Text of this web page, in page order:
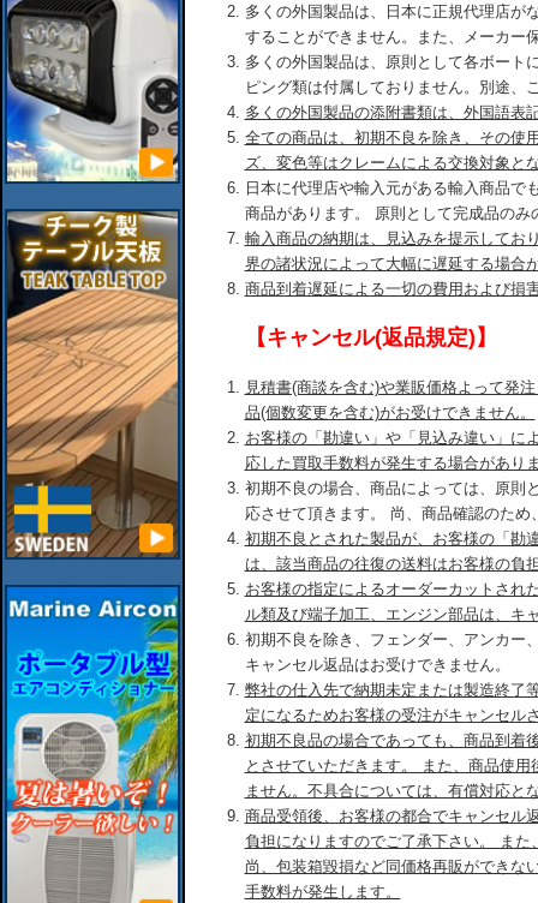
多くの外国製品は、日本に正規代理店が
することができません。また、メーカー
多くの外国製品は、原則として各ボート
ピング類は付属しておりません。別途、
多くの外国製品の添附書類は、外国語表
全ての商品は、初期不良を除き、その使
ズ、変色等はクレームによる交換対象と
日本に代理店や輸入元がある輸入商品で
商品があります。 原則として完成品のみ
輸入商品の納期は、見込みを提示してお
界の諸状況によって大幅に遅延する場合
商品到着遅延による一切の費用および損
【キャンセル(返品規定)】
見積書(商談を含む)や業販価格よって発
品(個数変更を含む)がお受けできません。
お客様の「勘違い」や「見込み違い」に
応した買取手数料が発生する場合があり
初期不良の場合、商品によっては、原則
応させて頂きます。 尚、商品確認のた
初期不良とされた製品が、お客様の「勘
は、該当商品の往復の送料はお客様の負
お客様の指定によるオーダーカットされ
ル類及び端子加工、エンジン部品は、キ
初期不良を除き、フェンダー、アンカー
キャンセル返品はお受けできません。
弊社の仕入先で納期未定または製造終了
定になるためお客様の受注がキャンセル
初期不良品の場合であっても、商品到着
とさせていただきます。 また、商品使
ません。不具合については、有償対応と
商品受領後、お客様の都合でキャンセル
負担になりますのでご了承下さい。 ま
尚、包装箱毀損など同価格再販ができな
手数料が発生します。